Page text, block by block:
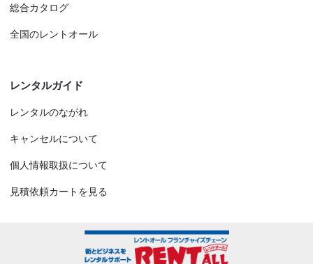
総合カタログ
全国のレントオール
レンタルガイド
レンタルのながれ
キャンセルについて
個人情報取扱について
見積依頼カートを見る